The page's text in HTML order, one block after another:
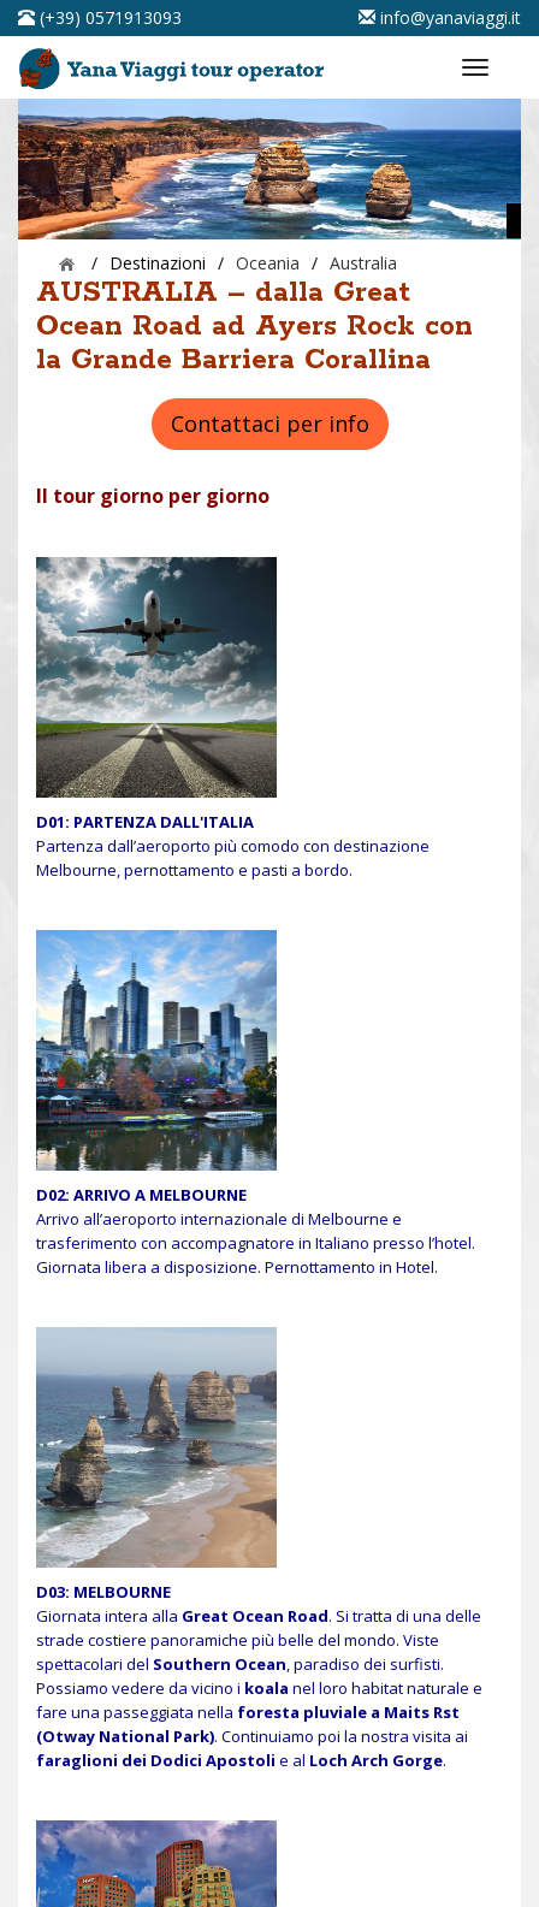
(+39) 0571913093 info@yanaviaggi.it
/ Destinazioni / Oceania / Australia
AUSTRALIA – dalla Great
Ocean Road ad Ayers Rock con
la Grande Barriera Corallina
Contattaci per info
Il tour giorno per giorno
D01: PARTENZA DALL'ITALIA
Partenza dall’aeroporto più comodo con destinazione
Melbourne, pernottamento e pasti a bordo.
D02: ARRIVO A MELBOURNE
Arrivo all’aeroporto internazionale di Melbourne e
trasferimento con accompagnatore in Italiano presso l’hotel.
Giornata libera a disposizione. Pernottamento in Hotel.
D03: MELBOURNE
Giornata intera alla Great Ocean Road. Si tratta di una delle
strade costiere panoramiche più belle del mondo. Viste
spettacolari del Southern Ocean , paradiso dei surfisti.
Possiamo vedere da vicino i koala nel loro habitat naturale e
fare una passeggiata nella foresta pluviale a Maits Rst
(Otway National Park). Continuiamo poi la nostra visita ai
faraglioni dei Dodici Apostoli e al Loch Arch Gorge.